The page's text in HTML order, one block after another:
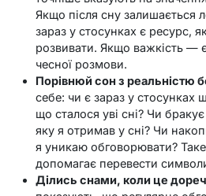
Якщо після сну залишається
зараз у стосунках є ресурс,
розвивати. Якщо важкість —
чесної розмови.
Порівнюй сон з реальністю
себе: чи є зараз у стосунках
що сталося уві сні? Чи бракує
яку я отримав у сні? Чи
я уникаю обговорювати?
допомагає перевести
Ділись снами, коли це